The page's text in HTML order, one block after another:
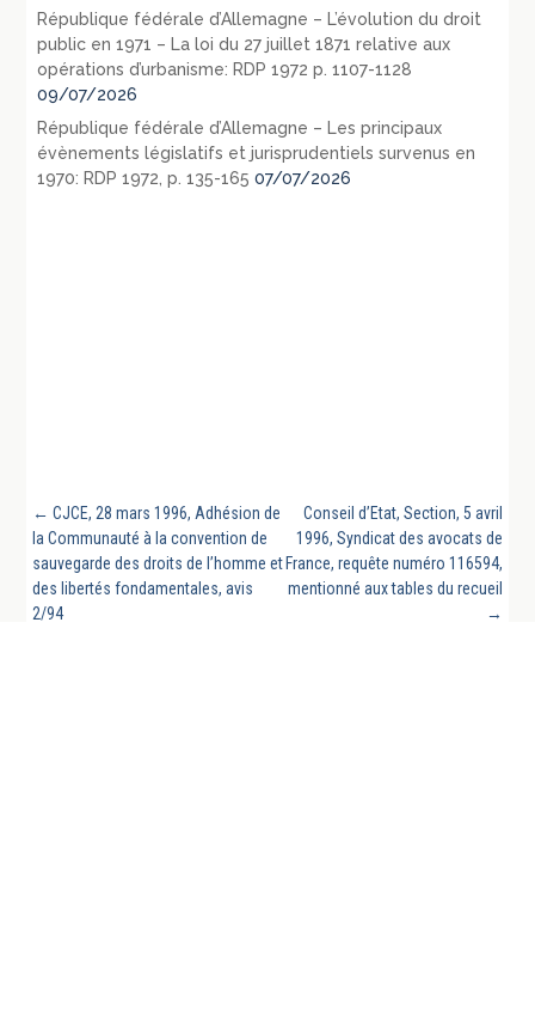
République fédérale d’Allemagne – L’évolution du droit
public en 1971 – La loi du 27 juillet 1871 relative aux
opérations d’urbanisme: RDP 1972 p. 1107-1128
09/07/2026
République fédérale d’Allemagne – Les principaux
évènements législatifs et jurisprudentiels survenus en
1970: RDP 1972, p. 135-165 07/07/2026
← CJCE, 28 mars 1996, Adhésion de
la Communauté à la convention de
sauvegarde des droits de l’homme et
des libertés fondamentales, avis
2/94
Conseil d’Etat, Section, 5 avril
1996, Syndicat des avocats de
France, requête numéro 116594,
mentionné aux tables du recueil
→